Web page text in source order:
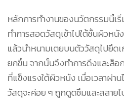
หลักการทำงานของนวัตกรรมนี้เ
ทำการสอดวัสดุเข้าไปใต้ชั้นผิวห
แล้วนำหนามเตยบนตัววัสดุไปยึด
ยกขึ้น จากนั้นจึงทำการดึงและล็อ
ที่แข็งแรงใต้ผิวหนัง เมื่อเวลาผ่า
วัสดุจะค่อย ๆ ถูกดูดซึมและสลายไ